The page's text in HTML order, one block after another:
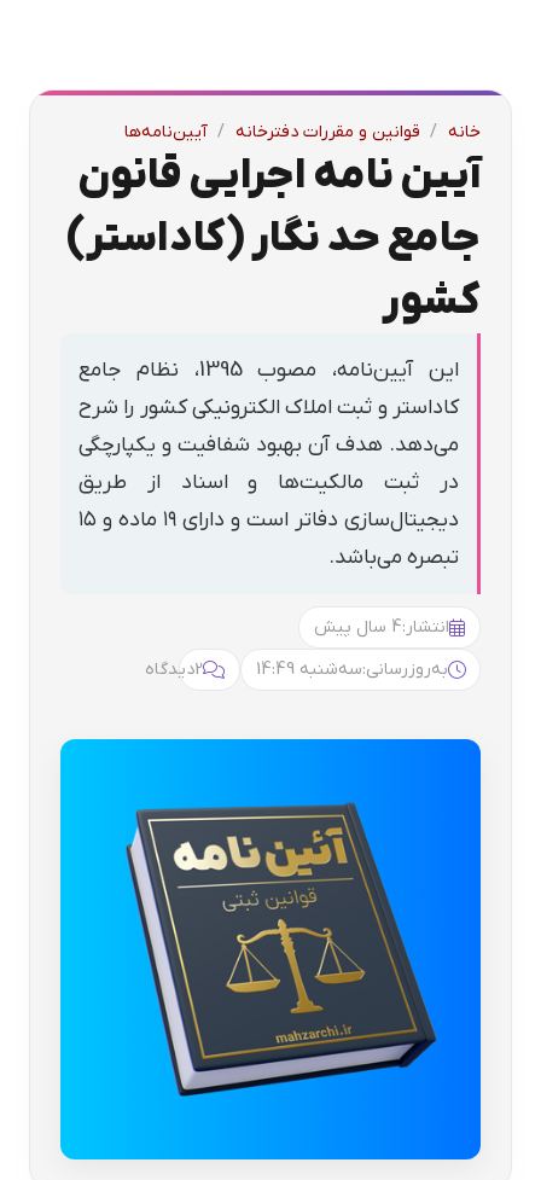
خانه / قوانین و مقررات دفترخانه / آیین‌نامه‌ها
آیین نامه اجرایی قانون
جامع حد نگار (کاداستر)
کشور
این آیین‌نامه، مصوب 1395، نظام جامع
کاداستر و ثبت املاک الکترونیکی کشور را شرح
می‌دهد. هدف آن بهبود شفافیت و یکپارچگی
در ثبت مالکیت‌ها و اسناد از طریق
دیجیتال‌سازی دفاتر است و دارای ۱۹ ماده و ۱۵
تبصره می‌باشد.
انتشار:4 سال پیش
به‌روزرسانی:سه‌شنبه 14:49 2دیدگاه